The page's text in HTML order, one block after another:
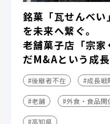
銘菓「瓦せんべ
を未来へ繋ぐ。
老舗菓子店「宗
だM&Aという成
#後継者不在 #成長戦
#老舗 #外食・食品関
#高知県